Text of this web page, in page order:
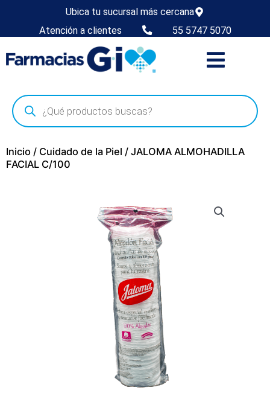
Ubica tu sucursal más cercana
Atención a clientes
55 5747 5070
Inicio / Cuidado de la Piel / JALOMA ALMOHADILLA
FACIAL C/100